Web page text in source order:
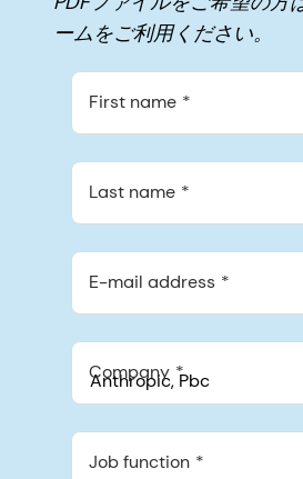
ームをご利用ください。
First name
Last name
E-mail address
Company
548 Market St Pmb 90375, San
Job function